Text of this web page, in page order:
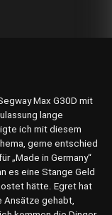
Max G30D mit
lange
ich mit diesem
gerne entschied
„Made in Germany“
es eine Stange Geld
hätte. Egret hat
Ansätze gehabt,